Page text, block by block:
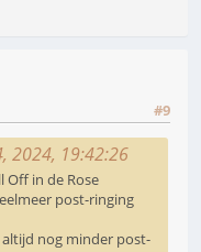
#9
2024, 19:42:26
Off in de Rose
post-ringing
altijd nog minder post-